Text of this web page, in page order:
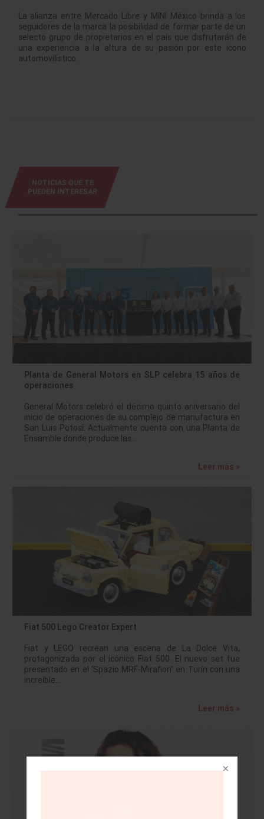
La alianza entre Mercado Libre y MINI México brinda a los
seguidores de la marca la posibilidad de formar parte de un
selecto grupo de propietarios en el país que disfrutarán de
una experiencia a la altura de su pasión por este icono
automovilístico.
NOTICIAS QUE TE
PUEDEN INTERESAR
Planta de General Motors en SLP celebra 15 años de
operaciones
General Motors celebró el décimo quinto aniversario del
inicio de operaciones de su complejo de manufactura en
San Luis Potosí. Actualmente cuenta con una Planta de
Ensamble donde produce las…
Leer más »
Fiat 500 Lego Creator Expert
Fiat y LEGO recrean una escena de La Dolce Vita,
protagonizada por el icónico Fiat 500. El nuevo set fue
presentado en el ‘Spazio MRF-Mirafiori’ en Turín con una
increíble…
Leer más »